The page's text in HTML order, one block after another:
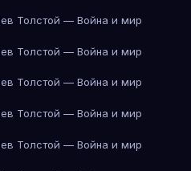
Толстой — Война и мир
Толстой — Война и мир
Толстой — Война и мир
Толстой — Война и мир
Толстой — Война и мир